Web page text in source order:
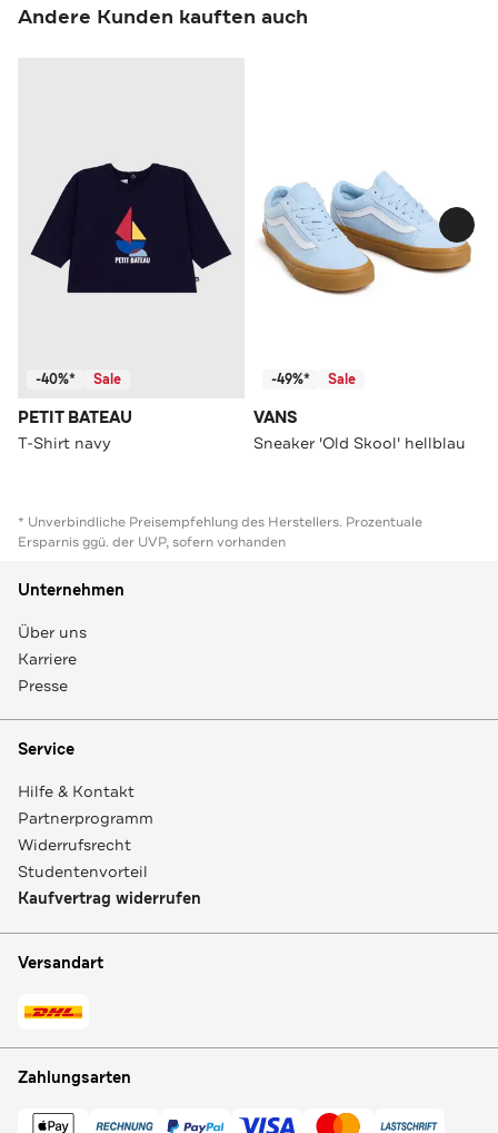
Andere Kunden kauften auch
-40%* Sale
PETIT BATEAU
T-Shirt navy
-49%* Sale
VANS
Sneaker 'Old Skool' hellblau
* Unverbindliche Preisempfehlung des Herstellers. Prozentuale
Ersparnis ggü. der UVP, sofern vorhanden
Unternehmen
Über uns
Karriere
Presse
Service
Hilfe & Kontakt
Partnerprogramm
Widerrufsrecht
Studentenvorteil
Kaufvertrag widerrufen
Versandart
Zahlungsarten